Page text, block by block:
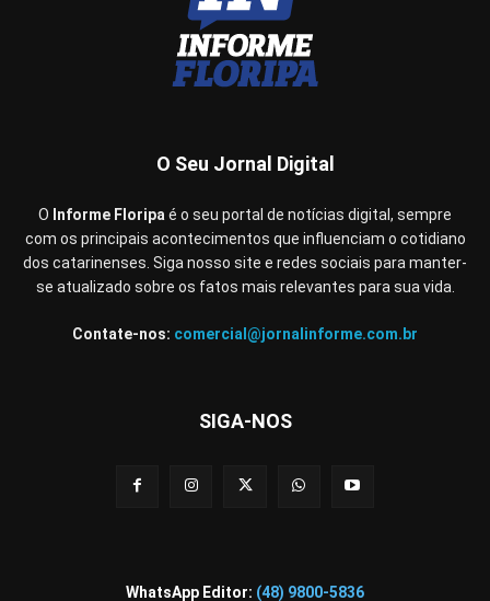
O Seu Jornal Digital
O Informe Floripaé o seu portal de notícias digital, sempre
com os principais acontecimentos que influenciam o cotidiano
dos catarinenses. Siga nosso site e redes sociais para manter-
se atualizado sobre os fatos mais relevantes para sua vida.
Contate-nos: comercial@jornalinforme.com.br
SIGA-NOS
WhatsApp Editor: (48) 9800-5836